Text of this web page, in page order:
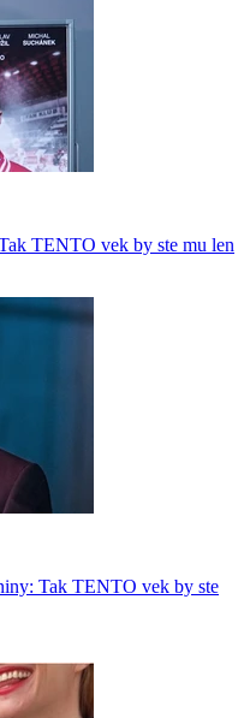
TENTO vek by ste mu len
Tak TENTO vek by ste